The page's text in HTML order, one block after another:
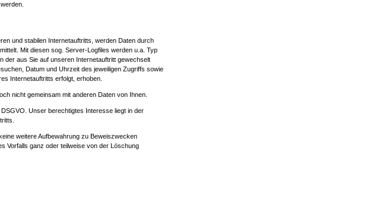
und stabilen Internetauftritts, werden Daten durch
Mit diesen sog. Server-Logfiles werden u.a. Typ
der aus Sie auf unseren Internetauftritt gewechselt
Datum und Uhrzeit des jeweiligen Zugriffs sowie
Internetauftritts erfolgt, erhoben.
nicht gemeinsam mit anderen Daten von Ihnen.
Unser berechtigtes Interesse liegt in der
weitere Aufbewahrung zu Beweiszwecken
Vorfalls ganz oder teilweise von der Löschung